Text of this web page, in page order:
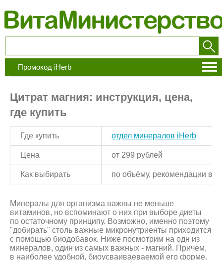
Промокод iHerb
Цитрат магния: инструкция, цена,
где купить
Где купить отдел минералов iHerb
Цена от 299 рублей
Как выбирать по объёму, рекомендации
Минералы для организма важны не меньше
витаминов, но вспоминают о них при выборе диеты
по остаточному принципу. Возможно, именно поэтому
"добирать" столь важные микронутриенты приходится
с помощью биодобавок. Ниже посмотрим на одн из
минералов, один из самых важных - магний. Причем,
в наиболее удобной, биоусваиваеваемой его форме.